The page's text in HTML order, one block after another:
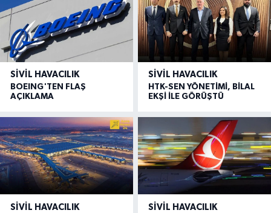
SIVIL HAVACILIK
BOEING'TEN FLAŞ
AÇIKLAMA
SIVIL HAVACILIK
HTK-SEN YÖNETİMİ, BİLAL
EKŞİ İLE GÖRÜŞTÜ
SIVIL HAVACILIK SIVIL HAVACILIK